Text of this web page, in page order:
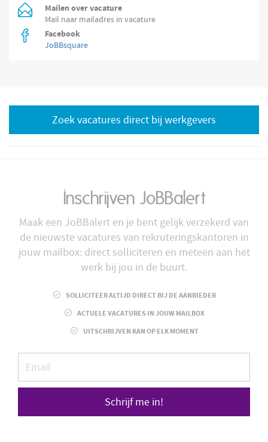
Mailen over vacature
Mail naar mailadres in vacature
Facebook
JoBBsquare
Zoek vacatures direct bij werkgevers
Inschrijven JoBBalert
Maak een JoBBalert en je bent gelijk verzekerd van
de nieuwste vacatures van rekruteringskantoren in
jouw mailbox: direct solliciteren en meteen aan het
werk bij jou in de buurt.
SOLLICITEER ALTIJD DIRECT BIJ DE AANBIEDER
ACTUELE VACATURES IN JOUW MAILBOX
UITSCHRIJVEN KAN OP ELK MOMENT
Schrijf me in!